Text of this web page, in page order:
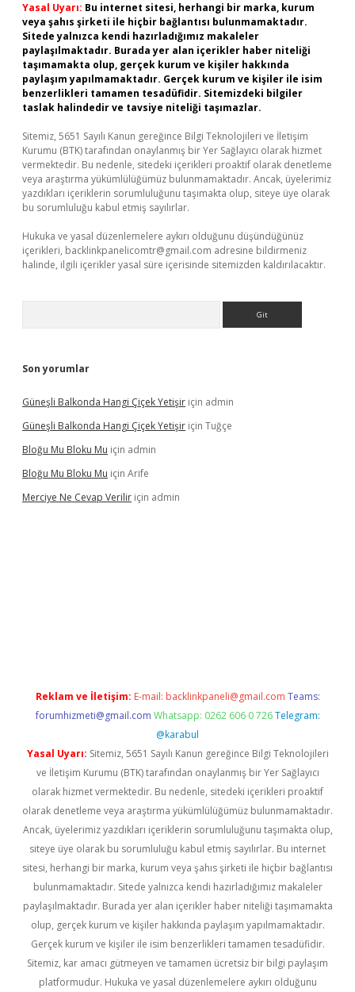
Yasal Uyarı: Bu internet sitesi, herhangi bir marka, kurum
veya şahıs şirketi ile hiçbir bağlantısı bulunmamaktadır.
Sitede yalnızca kendi hazırladığımız makaleler
paylaşılmaktadır. Burada yer alan içerikler haber niteliği
taşımamakta olup, gerçek kurum ve kişiler hakkında
paylaşım yapılmamaktadır. Gerçek kurum ve kişiler ile isim
benzerlikleri tamamen tesadüfidir. Sitemizdeki bilgiler
taslak halindedir ve tavsiye niteliği taşımazlar.
Sitemiz, 5651 Sayılı Kanun gereğince Bilgi Teknolojileri ve İletişim
Kurumu (BTK) tarafından onaylanmış bir Yer Sağlayıcı olarak hizmet
vermektedir. Bu nedenle, sitedeki içerikleri proaktif olarak denetleme
veya araştırma yükümlülüğümüz bulunmamaktadır. Ancak, üyelerimiz
yazdıkları içeriklerin sorumluluğunu taşımakta olup, siteye üye olarak
bu sorumluluğu kabul etmiş sayılırlar.
Hukuka ve yasal düzenlemelere aykırı olduğunu düşündüğünüz
içerikleri, backlinkpanelicomtr@gmail.com adresine bildirmeniz
halinde, ilgili içerikler yasal süre içerisinde sitemizden kaldırılacaktır.
Son yorumlar
Güneşli Balkonda Hangi Çiçek Yetişir için admin
Güneşli Balkonda Hangi Çiçek Yetişir için Tuğçe
Bloğu Mu Bloku Mu için admin
Bloğu Mu Bloku Mu için Arife
Merciye Ne Cevap Verilir için admin
Reklam ve İletişim: E-mail: backlinkpaneli@gmail.com Teams:
forumhizmeti@gmail.com Whatsapp: 0262 606 0 726 Telegram:
@karabul
Yasal Uyarı: Sitemiz, 5651 Sayılı Kanun gereğince Bilgi Teknolojileri
ve İletişim Kurumu (BTK) tarafından onaylanmış bir Yer Sağlayıcı
olarak hizmet vermektedir. Bu nedenle, sitedeki içerikleri proaktif
olarak denetleme veya araştırma yükümlülüğümüz bulunmamaktadır.
Ancak, üyelerimiz yazdıkları içeriklerin sorumluluğunu taşımakta olup,
siteye üye olarak bu sorumluluğu kabul etmiş sayılırlar. Bu internet
sitesi, herhangi bir marka, kurum veya şahıs şirketi ile hiçbir bağlantısı
bulunmamaktadır. Sitede yalnızca kendi hazırladığımız makaleler
paylaşılmaktadır. Burada yer alan içerikler haber niteliği taşımamakta
olup, gerçek kurum ve kişiler hakkında paylaşım yapılmamaktadır.
Gerçek kurum ve kişiler ile isim benzerlikleri tamamen tesadüfidir.
Sitemiz, kar amacı gütmeyen ve tamamen ücretsiz bir bilgi paylaşım
platformudur. Hukuka ve yasal düzenlemelere aykırı olduğunu